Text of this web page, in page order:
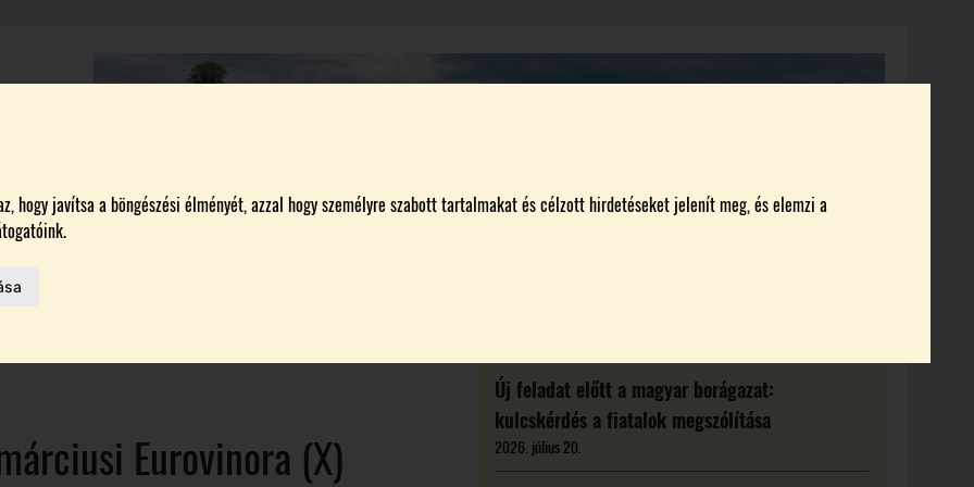
hogy javítsa a böngészési élményét, azzal hogy személyre szabott tartalmakat és célzott hirdetéseket jelenít meg, és elemzi a
BORÁSZATOK MAGYARORSZÁG LEGSZEBB SZŐLŐBIRTOKA 2026 KI KICSODA RENDEZVÉNYEK MAGAZIN
BORTERMELŐK
Eurovinora (X)
Új feladat előtt a magyar borágazat:
kulcskérdés a fiatalok megszólítása
2026. július 20.